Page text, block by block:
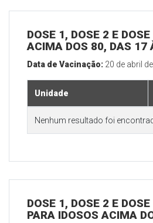
DOSE 1, DOSE 2 E
ACIMA DOS 80, DAS 17
Data de Vacinação: 20 de abril
Unidade
Nenhum resultado foi
DOSE 1, DOSE 2 E
PARA IDOSOS ACIMA